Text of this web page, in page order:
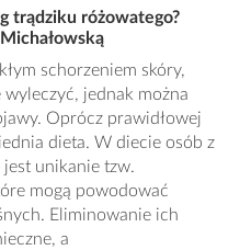
trądziku różowatego?
schorzeniem skóry,
wyleczyć, jednak można
Oprócz prawidłowej
dieta. W diecie osób z
unikanie tzw.
mogą powodować
Eliminowanie ich
a